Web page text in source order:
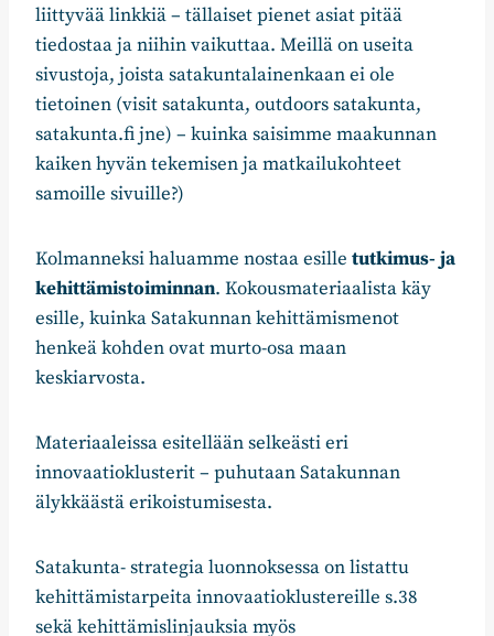
liittyvää linkkiä – tällaiset pienet asiat pitää
tiedostaa ja niihin vaikuttaa. Meillä on useita
sivustoja, joista satakuntalainenkaan ei ole
tietoinen (visit satakunta, outdoors satakunta,
satakunta.fi jne) – kuinka saisimme maakunnan
kaiken hyvän tekemisen ja matkailukohteet
samoille sivuille?)
Kolmanneksi haluamme nostaa esille tutkimus- ja
kehittämistoiminnan. Kokousmateriaalista käy
esille, kuinka Satakunnan kehittämismenot
henkeä kohden ovat murto-osa maan
keskiarvosta.
Materiaaleissa esitellään selkeästi eri
innovaatioklusterit – puhutaan Satakunnan
älykkäästä erikoistumisesta.
Satakunta- strategia luonnoksessa on listattu
kehittämistarpeita innovaatioklustereille s.38
sekä kehittämislinjauksia myös